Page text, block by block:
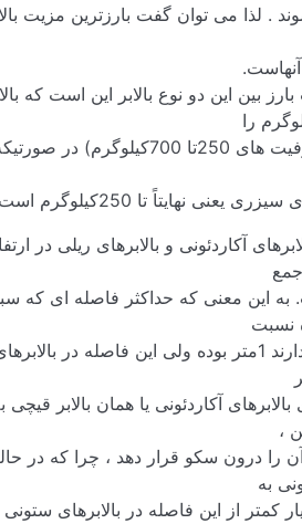
. لذا می توان گفت بارزترین مزیت
بین این دو نوع بالابر این است که
را
های 250تا 700کیلوگرم) در
سیزری یعنی نهایتاً تا 250کیلوگرم است
آکاردئونی و بالابرهای ریلی در
به این معنی که حداکثر فاصله ای که
نسبت
1متر بوده ولی این فاصله در
آکاردئونی یا همان بالابر
،
آن را درون سکو قرار دهد ، چرا که
به
از این فاصله در بالابرهای ستونی